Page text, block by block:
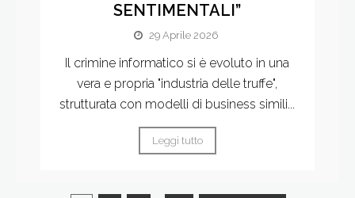
SENTIMENTALI”
29 Aprile 2026
Il crimine informatico si è evoluto in una
vera e propria "industria delle truffe",
strutturata con modelli di business simili...
Leggi tutto